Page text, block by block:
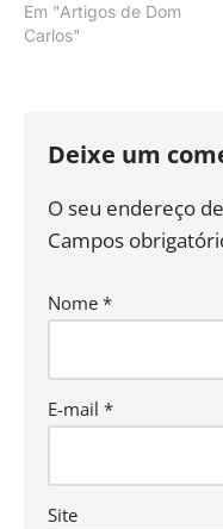
Em "Artigos de Dom
Carlos"
Deixe um
O seu endereço
Campos
Nome *
E-mail *
Site